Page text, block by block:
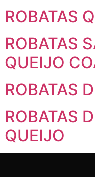
ROBATAS
ROBATAS
QUEIJO
ROBATAS
ROBATAS
QUEIJO